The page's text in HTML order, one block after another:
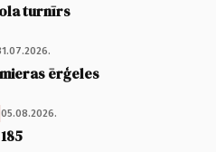
turnīrs
ērģeles
05.08.2026.